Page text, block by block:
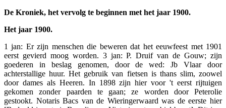
De Kroniek, het vervolg te beginnen met het jaar 1900.
Het jaar 1900.
1 jan: Er zijn menschen die beweren dat het eeuwfeest met 1901
eerst gevierd moog worden. 3 jan: P. Druif van de Gouw; zijn
goederen in beslag genomen, door de wed: Jb Vlaar door
achterstallige huur. Het gebruik van fietsen is thans slim, zoowel
door dames als Heeren. In 1898 zijn hier voor 't eerst rijtuigen
gekomen zonder paarden te gaan; ze worden door Peterolie
gestookt. Notaris Bacs van de Wieringerwaard was de eerste hier